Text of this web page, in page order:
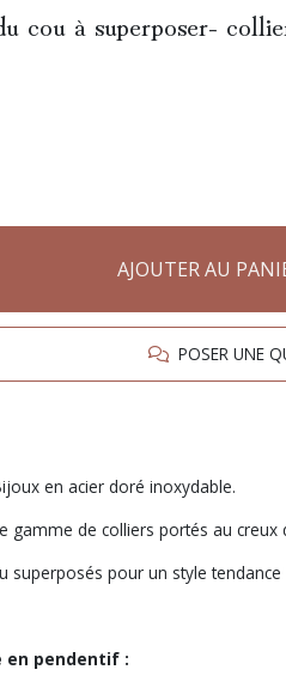
cou à superposer-
AJOUTER AU
POSER UNE
en acier doré inoxydable.
de colliers portés au creux
superposés pour un style tendance
en pendentif :